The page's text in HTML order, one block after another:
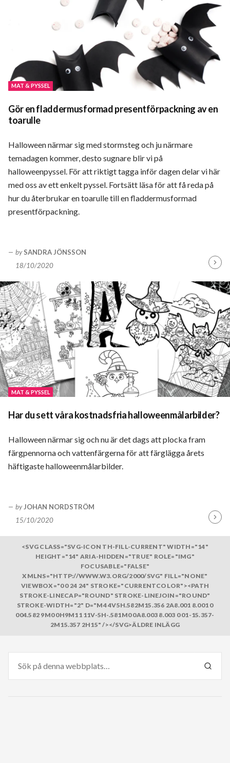
MAT & PYSSEL
Gör en fladdermusformad presentförpackning av en
toarulle
Halloween närmar sig med stormsteg och ju närmare
temadagen kommer, desto sugnare blir vi på
halloweenpyssel. För att riktigt tagga inför dagen delar vi här
med oss av ett enkelt pyssel. Fortsätt läsa för att få reda på
hur du återbrukar en toarulle till en fladdermusformad
presentförpackning.
by SANDRA JÖNSSON
18/10/2020
MAT & PYSSEL
Har du sett våra kostnadsfria halloweenmålarbilder?
Halloween närmar sig och nu är det dags att plocka fram
färgpennorna och vattenfärgerna för att färglägga årets
häftigaste halloweenmålarbilder.
by JOHAN NORDSTRÖM
15/10/2020
<SVG CLASS="SVG-ICON TH-FILL-CURRENT" WIDTH="14"
HEIGHT="14" ARIA-HIDDEN="TRUE" ROLE="IMG"
FOCUSABLE="FALSE"
XMLNS="HTTP://WWW.W3.ORG/2000/SVG" FILL="NONE"
VIEWBOX="0 0 24 24" STROKE="CURRENTCOLOR"><PATH
STROKE-LINECAP="ROUND" STROKE-LINEJOIN="ROUND"
STROKE-WIDTH="2" D="M4 4V5H.582M15.356 2A8.001 8.001 0
004.582 9M0 0H9M11 11V-5H-.581M0 0A8.003 8.003 0 01-15.357-
2M15.357 2H15" /></SVG>ÄLDRE INLÄGG
efter:
SÖK